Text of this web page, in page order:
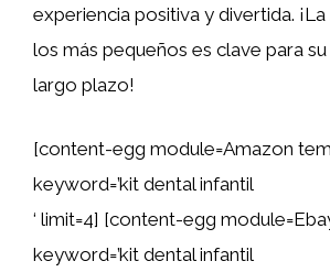
experiencia positiva y divertida.
los más pequeños es clave para
largo plazo!
[content-egg module=Amazon
keyword=’kit dental infantil
‘ limit=4] [content-egg
keyword=’kit dental infantil